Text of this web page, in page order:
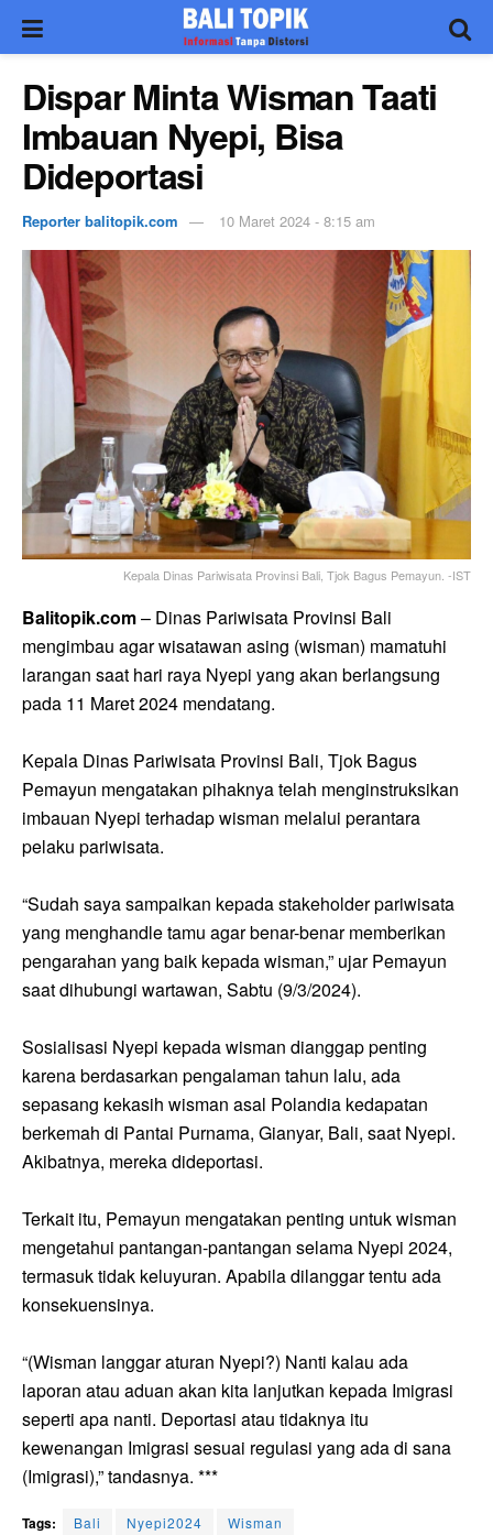
Dispar Minta Wisman Taati
Imbauan Nyepi, Bisa
Dideportasi
Reporter balitopik.com 10 Maret 2024 - 8:15 am
Kepala Dinas Pariwisata Provinsi Bali, Tjok Bagus Pemayun. -IST
Balitopik.com– Dinas Pariwisata Provinsi Bali
mengimbau agar wisatawan asing (wisman) mamatuhi
larangan saat hari raya Nyepi yang akan berlangsung
pada 11 Maret 2024 mendatang.
Kepala Dinas Pariwisata Provinsi Bali, Tjok Bagus
Pemayun mengatakan pihaknya telah menginstruksikan
imbauan Nyepi terhadap wisman melalui perantara
pelaku pariwisata.
“Sudah saya sampaikan kepada stakeholder pariwisata
yang menghandle tamu agar benar-benar memberikan
pengarahan yang baik kepada wisman,” ujar Pemayun
saat dihubungi wartawan, Sabtu (9/3/2024).
Sosialisasi Nyepi kepada wisman dianggap penting
karena berdasarkan pengalaman tahun lalu, ada
sepasang kekasih wisman asal Polandia kedapatan
berkemah di Pantai Purnama, Gianyar, Bali, saat Nyepi.
Akibatnya, mereka dideportasi.
Terkait itu, Pemayun mengatakan penting untuk wisman
mengetahui pantangan-pantangan selama Nyepi 2024,
termasuk tidak keluyuran. Apabila dilanggar tentu ada
konsekuensinya.
“(Wisman langgar aturan Nyepi?) Nanti kalau ada
laporan atau aduan akan kita lanjutkan kepada Imigrasi
seperti apa nanti. Deportasi atau tidaknya itu
kewenangan Imigrasi sesuai regulasi yang ada di sana
(Imigrasi),” tandasnya. ***
Tags: Bali Nyepi2024 Wisman